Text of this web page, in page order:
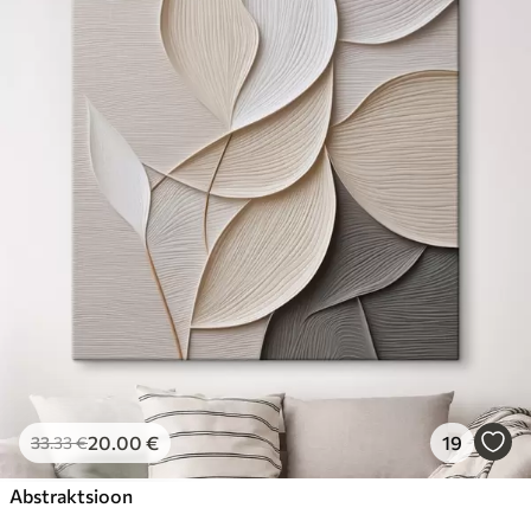
33.33€20.00 € 19
Abstraktsioon